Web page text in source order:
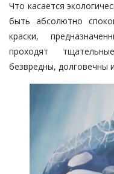
Что касается
быть абсолютно
краски,
проходят
безвредны, долговечны